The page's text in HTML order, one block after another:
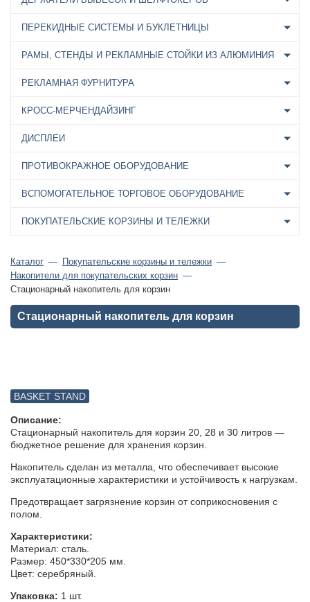
ПЕРЕКИДНЫЕ СИСТЕМЫ И БУКЛЕТНИЦЫ
РАМЫ, СТЕНДЫ И РЕКЛАМНЫЕ СТОЙКИ ИЗ АЛЮМИНИЯ
РЕКЛАМНАЯ ФУРНИТУРА
КРОСС-МЕРЧЕНДАЙЗИНГ
ДИСПЛЕИ
ПРОТИВОКРАЖНОЕ ОБОРУДОВАНИЕ
ВСПОМОГАТЕЛЬНОЕ ТОРГОВОЕ ОБОРУДОВАНИЕ
ПОКУПАТЕЛЬСКИЕ КОРЗИНЫ И ТЕЛЕЖКИ
Каталог
Покупательские корзины и тележки
Накопители для покупательских корзин
Стационарный накопитель для корзин
Стационарный накопитель для корзин
BASKET STAND
Описание:
Стационарный накопитель для корзин 20, 28 и 30 литров —
бюджетное решение для хранения корзин.
Накопитель сделан из металла, что обеспечивает высокие
эксплуатационные характеристики и устойчивость к нагрузкам.
Предотвращает загрязнение корзин от соприкосновения с
полом.
Характеристики:
Материал: сталь.
Размер: 450*330*205 мм.
Цвет: серебряный.
Упаковка: 1 шт.